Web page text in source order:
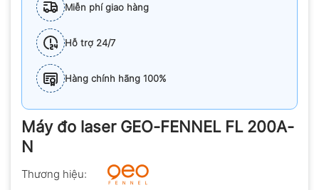
Miễn phí giao hàng
Hỗ trợ 24/7
Hàng chính hãng 100%
Máy đo laser GEO-FENNEL FL 200A-
N
Thương hiệu: